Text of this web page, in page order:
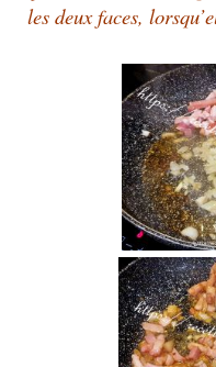
les deux faces,